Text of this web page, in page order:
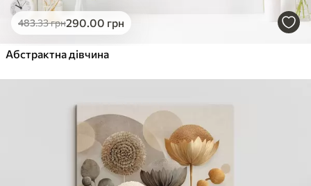
483.33грн290.00 грн
Абстрактна дівчина